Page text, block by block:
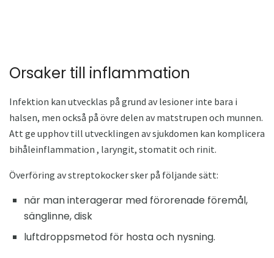
Orsaker till inflammation
Infektion kan utvecklas på grund av lesioner inte bara i
halsen, men också på övre delen av matstrupen och munnen.
Att ge upphov till utvecklingen av sjukdomen kan komplicera
bihåleinflammation , laryngit, stomatit och rinit.
Överföring av streptokocker sker på följande sätt:
när man interagerar med förorenade föremål,
sänglinne, disk
luftdroppsmetod för hosta och nysning.